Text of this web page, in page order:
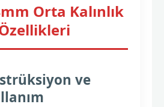
Orta Kalınlık
ve